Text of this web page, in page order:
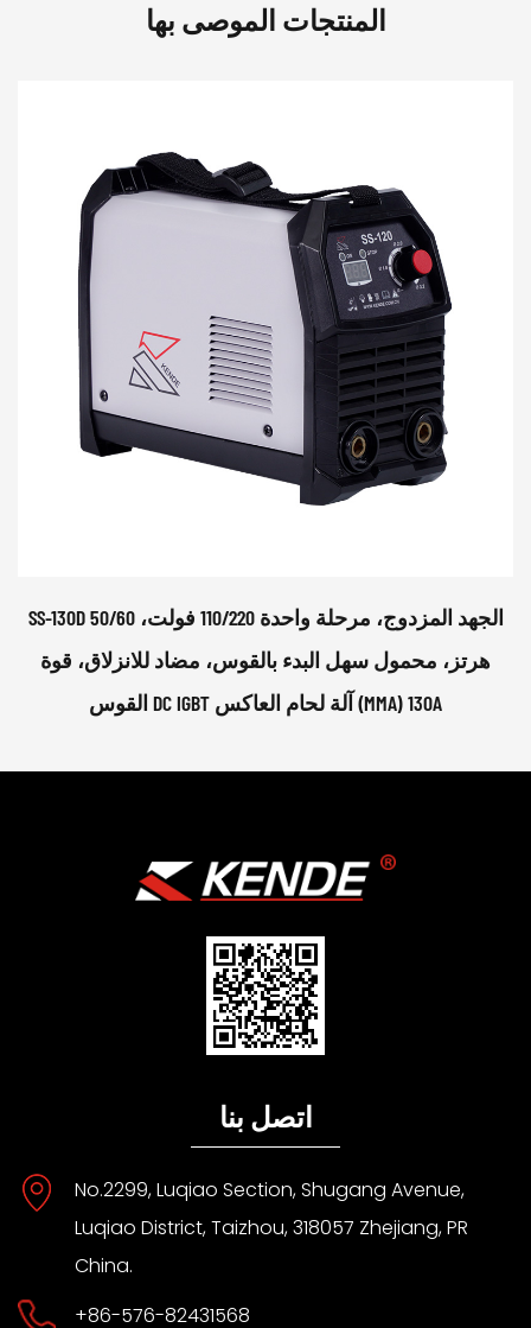
المنتجات الموصى بها
SS-130D الجهد المزدوج، مرحلة واحدة 110/220 فولت، 50/60
هرتز، محمول سهل البدء بالقوس، مضاد للانزلاق، قوة
القوس DC IGBT آلة لحام العاكس (MMA) 130A
اتصل بنا
No.2299, Luqiao Section, Shugang Avenue,
Luqiao District, Taizhou, 318057 Zhejiang, PR
China.
+86-576-82431568